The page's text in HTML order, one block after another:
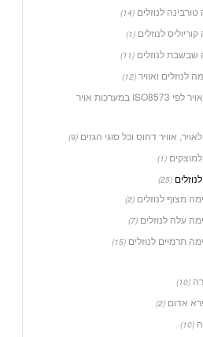
לנוזלים (14)
לנוזלים (1)
שבשבת לנוזלים (11)
לנוזלים ואוויר (12)
מדידת איכות אויר לפי ISO8573 במערכות אויר
אוויר דחוס וכל סוגי הגזים (9)
(1)
(25)
מצוף לנוזלים (2)
עלה לנוזלים (7)
תרמיים לנוזלים (15)
(10)
אדום (2)
(10)